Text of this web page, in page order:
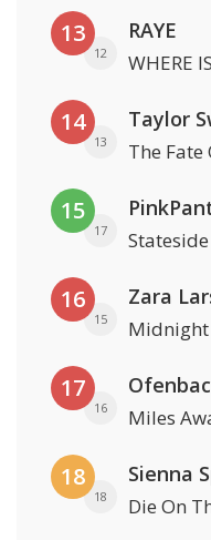
13
12
RAYE
WHERE
14
13
Taylor
The Fate
15
17 Stateside
16
15
Zara
Midnight
17
16 Miles
18
18
Sienna
Die On